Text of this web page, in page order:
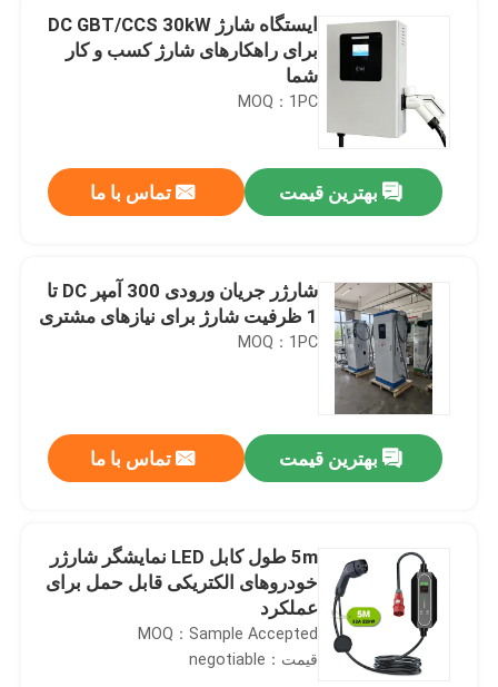
ایستگاه شارژ DC GBT/CCS 30kW
برای راهکارهای شارژ کسب و کار
شما
MOQ：1PC
بهترین قیمت تماس با ما
شارژر جریان ورودی 300 آمپر DC تا
1 ظرفیت شارژ برای نیازهای مشتری
MOQ：1PC
بهترین قیمت تماس با ما
5m طول کابل LED نمایشگر شارژر
خودروهای الکتریکی قابل حمل برای
عملکرد
MOQ：Sample Accepted
قیمت：negotiable